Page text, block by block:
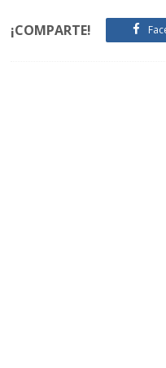
¡COMPARTE!